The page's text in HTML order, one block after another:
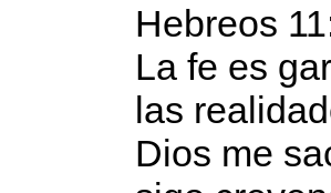
Hebreos
La fe es
las
Dios me